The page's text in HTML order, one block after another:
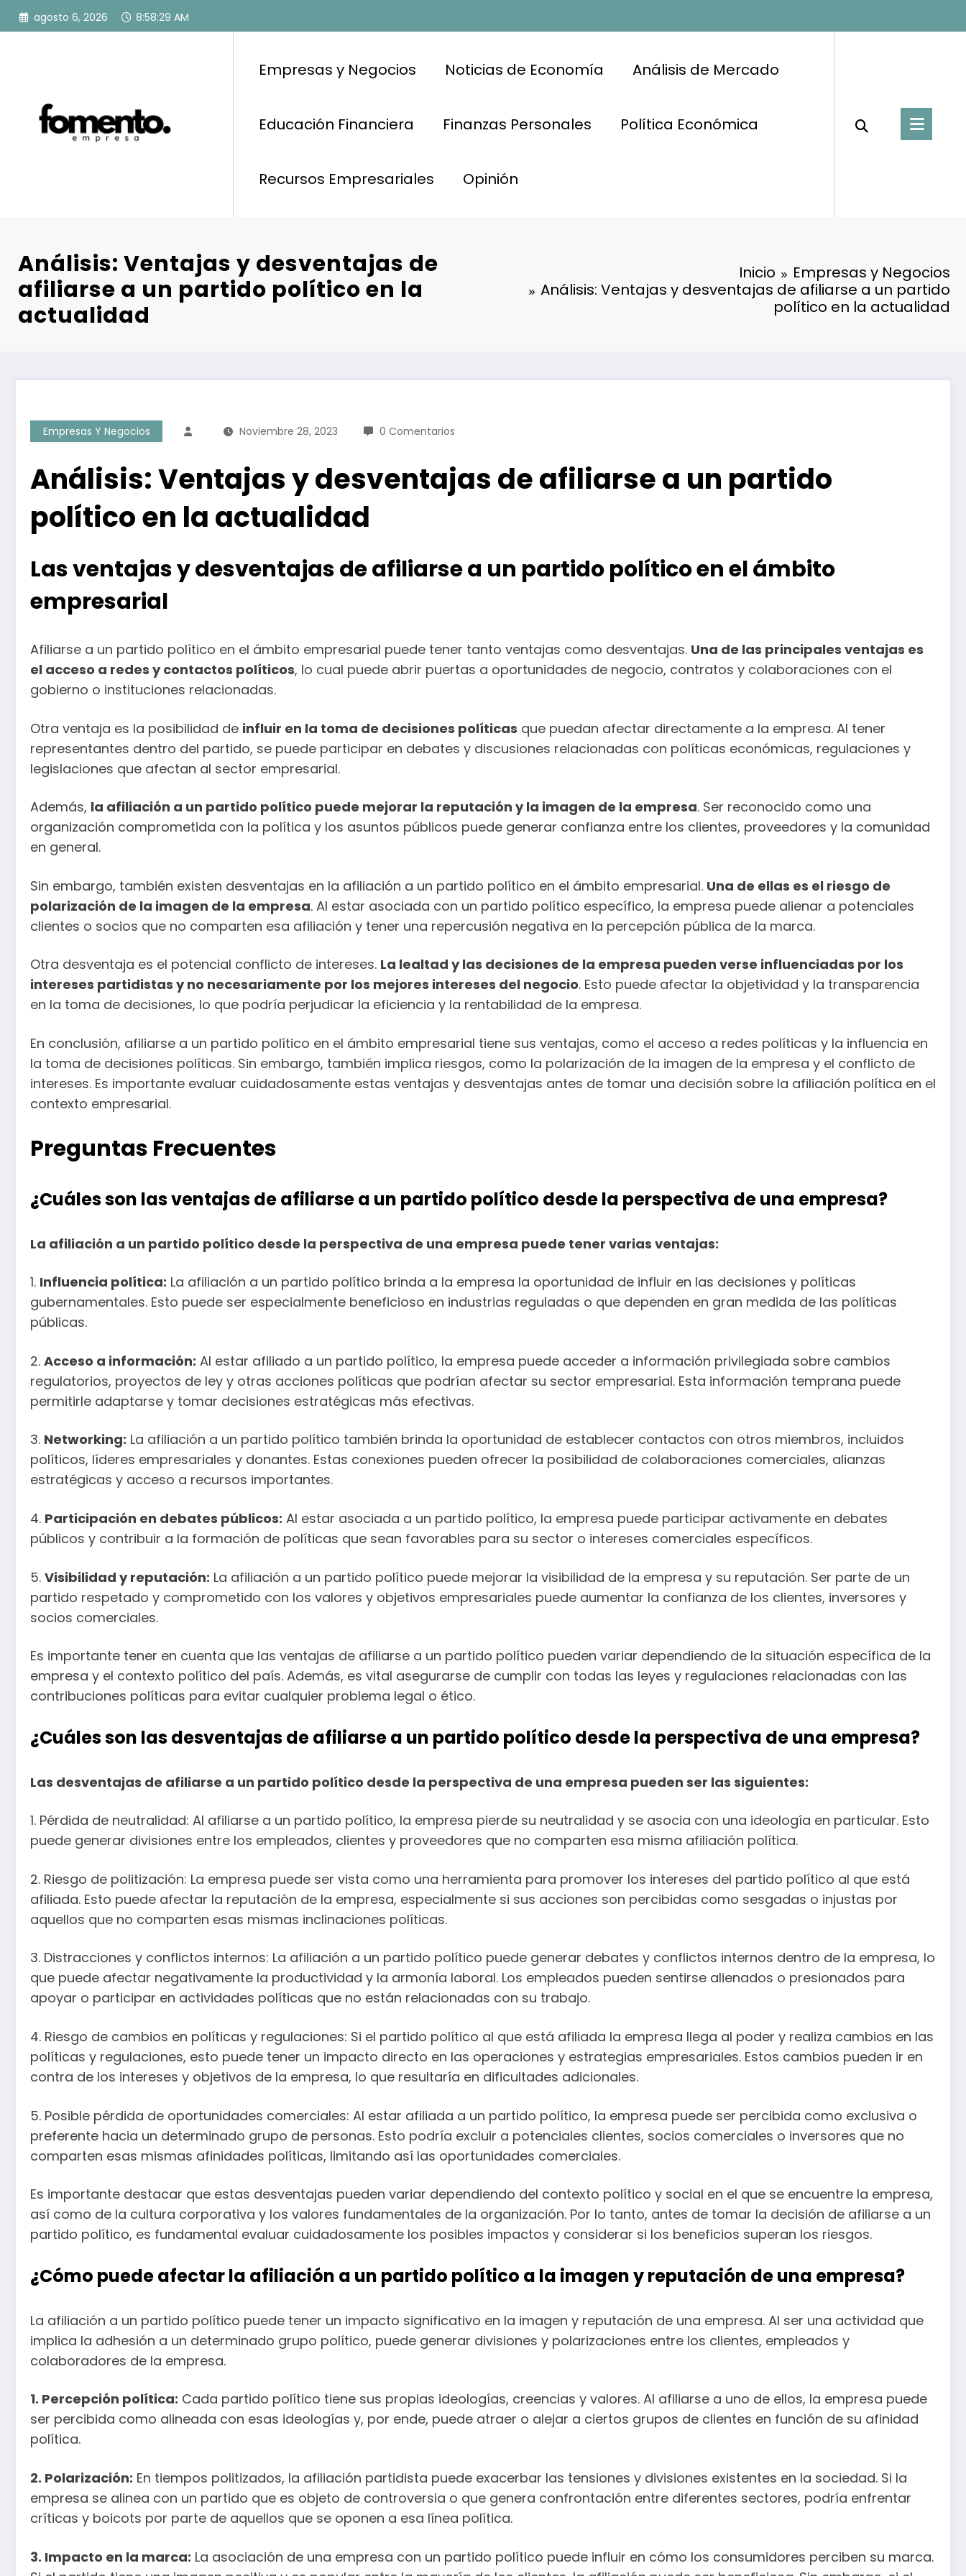
Saltar
agosto 6, 2026 8:58:30 AM
Empresas y Negocios Noticias de Economía Análisis de Mercado
Educación Financiera Finanzas Personales Política Económica
Recursos Empresariales Opinión
Análisis: Ventajas y desventajas de
afiliarse a un partido político en la
actualidad
Inicio
Empresas y Negocios
Análisis: Ventajas y desventajas de afiliarse a un partido
político en la actualidad
Empresas Y Negocios Noviembre 28, 2023 0 Comentarios
Análisis: Ventajas y desventajas de afiliarse a un partido
político en la actualidad
Las ventajas y desventajas de afiliarse a un partido político en el ámbito
empresarial
Afiliarse a un partido político en el ámbito empresarial puede tener tanto ventajas como desventajas. Una de las principales ventajas es
el acceso a redes y contactos políticos, lo cual puede abrir puertas a oportunidades de negocio, contratos y colaboraciones con el
gobierno o instituciones relacionadas.
Otra ventaja es la posibilidad de influir en la toma de decisiones políticas que puedan afectar directamente a la empresa. Al tener
representantes dentro del partido, se puede participar en debates y discusiones relacionadas con políticas económicas, regulaciones y
legislaciones que afectan al sector empresarial.
Además, la afiliación a un partido político puede mejorar la reputación y la imagen de la empresa. Ser reconocido como una
organización comprometida con la política y los asuntos públicos puede generar confianza entre los clientes, proveedores y la comunidad
en general.
Sin embargo, también existen desventajas en la afiliación a un partido político en el ámbito empresarial. Una de ellas es el riesgo de
polarización de la imagen de la empresa. Al estar asociada con un partido político específico, la empresa puede alienar a potenciales
clientes o socios que no comparten esa afiliación y tener una repercusión negativa en la percepción pública de la marca.
Otra desventaja es el potencial conflicto de intereses. La lealtad y las decisiones de la empresa pueden verse influenciadas por los
intereses partidistas y no necesariamente por los mejores intereses del negocio. Esto puede afectar la objetividad y la transparencia
en la toma de decisiones, lo que podría perjudicar la eficiencia y la rentabilidad de la empresa.
En conclusión, afiliarse a un partido político en el ámbito empresarial tiene sus ventajas, como el acceso a redes políticas y la influencia en
la toma de decisiones políticas. Sin embargo, también implica riesgos, como la polarización de la imagen de la empresa y el conflicto de
intereses. Es importante evaluar cuidadosamente estas ventajas y desventajas antes de tomar una decisión sobre la afiliación política en el
contexto empresarial.
Preguntas Frecuentes
¿Cuáles son las ventajas de afiliarse a un partido político desde la perspectiva de una empresa?
La afiliación a un partido político desde la perspectiva de una empresa puede tener varias ventajas:
1. Influencia política: La afiliación a un partido político brinda a la empresa la oportunidad de influir en las decisiones y políticas
gubernamentales. Esto puede ser especialmente beneficioso en industrias reguladas o que dependen en gran medida de las políticas
públicas.
2. Acceso a información: Al estar afiliado a un partido político, la empresa puede acceder a información privilegiada sobre cambios
regulatorios, proyectos de ley y otras acciones políticas que podrían afectar su sector empresarial. Esta información temprana puede
permitirle adaptarse y tomar decisiones estratégicas más efectivas.
3. Networking: La afiliación a un partido político también brinda la oportunidad de establecer contactos con otros miembros, incluidos
políticos, líderes empresariales y donantes. Estas conexiones pueden ofrecer la posibilidad de colaboraciones comerciales, alianzas
estratégicas y acceso a recursos importantes.
4. Participación en debates públicos: Al estar asociada a un partido político, la empresa puede participar activamente en debates
públicos y contribuir a la formación de políticas que sean favorables para su sector o intereses comerciales específicos.
5. Visibilidad y reputación: La afiliación a un partido político puede mejorar la visibilidad de la empresa y su reputación. Ser parte de un
partido respetado y comprometido con los valores y objetivos empresariales puede aumentar la confianza de los clientes, inversores y
socios comerciales.
Es importante tener en cuenta que las ventajas de afiliarse a un partido político pueden variar dependiendo de la situación específica de la
empresa y el contexto político del país. Además, es vital asegurarse de cumplir con todas las leyes y regulaciones relacionadas con las
contribuciones políticas para evitar cualquier problema legal o ético.
¿Cuáles son las desventajas de afiliarse a un partido político desde la perspectiva de una empresa?
Las desventajas de afiliarse a un partido político desde la perspectiva de una empresa pueden ser las siguientes:
1. Pérdida de neutralidad: Al afiliarse a un partido político, la empresa pierde su neutralidad y se asocia con una ideología en particular. Esto
puede generar divisiones entre los empleados, clientes y proveedores que no comparten esa misma afiliación política.
2. Riesgo de politización: La empresa puede ser vista como una herramienta para promover los intereses del partido político al que está
afiliada. Esto puede afectar la reputación de la empresa, especialmente si sus acciones son percibidas como sesgadas o injustas por
aquellos que no comparten esas mismas inclinaciones políticas.
3. Distracciones y conflictos internos: La afiliación a un partido político puede generar debates y conflictos internos dentro de la empresa, lo
que puede afectar negativamente la productividad y la armonía laboral. Los empleados pueden sentirse alienados o presionados para
apoyar o participar en actividades políticas que no están relacionadas con su trabajo.
4. Riesgo de cambios en políticas y regulaciones: Si el partido político al que está afiliada la empresa llega al poder y realiza cambios en las
políticas y regulaciones, esto puede tener un impacto directo en las operaciones y estrategias empresariales. Estos cambios pueden ir en
contra de los intereses y objetivos de la empresa, lo que resultaría en dificultades adicionales.
5. Posible pérdida de oportunidades comerciales: Al estar afiliada a un partido político, la empresa puede ser percibida como exclusiva o
preferente hacia un determinado grupo de personas. Esto podría excluir a potenciales clientes, socios comerciales o inversores que no
comparten esas mismas afinidades políticas, limitando así las oportunidades comerciales.
Es importante destacar que estas desventajas pueden variar dependiendo del contexto político y social en el que se encuentre la empresa,
así como de la cultura corporativa y los valores fundamentales de la organización. Por lo tanto, antes de tomar la decisión de afiliarse a un
partido político, es fundamental evaluar cuidadosamente los posibles impactos y considerar si los beneficios superan los riesgos.
¿Cómo puede afectar la afiliación a un partido político a la imagen y reputación de una empresa?
La afiliación a un partido político puede tener un impacto significativo en la imagen y reputación de una empresa. Al ser una actividad que
implica la adhesión a un determinado grupo político, puede generar divisiones y polarizaciones entre los clientes, empleados y
colaboradores de la empresa.
1. Percepción política: Cada partido político tiene sus propias ideologías, creencias y valores. Al afiliarse a uno de ellos, la empresa puede
ser percibida como alineada con esas ideologías y, por ende, puede atraer o alejar a ciertos grupos de clientes en función de su afinidad
política.
2. Polarización: En tiempos politizados, la afiliación partidista puede exacerbar las tensiones y divisiones existentes en la sociedad. Si la
empresa se alinea con un partido que es objeto de controversia o que genera confrontación entre diferentes sectores, podría enfrentar
críticas y boicots por parte de aquellos que se oponen a esa línea política.
3. Impacto en la marca: La asociación de una empresa con un partido político puede influir en cómo los consumidores perciben su marca.